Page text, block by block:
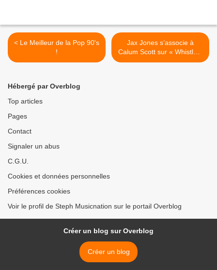
< Le Meilleur de la Pop 90's
!
Jax Jones s’associe à
Calum Scott sur « Whistle »
! >
Hébergé par Overblog
Top articles
Pages
Contact
Signaler un abus
C.G.U.
Cookies et données personnelles
Préférences cookies
Voir le profil de Steph Musicnation sur le portail Overblog
Créer un blog sur Overblog
Créer un blog